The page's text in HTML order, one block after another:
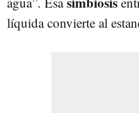
líquida convierte al